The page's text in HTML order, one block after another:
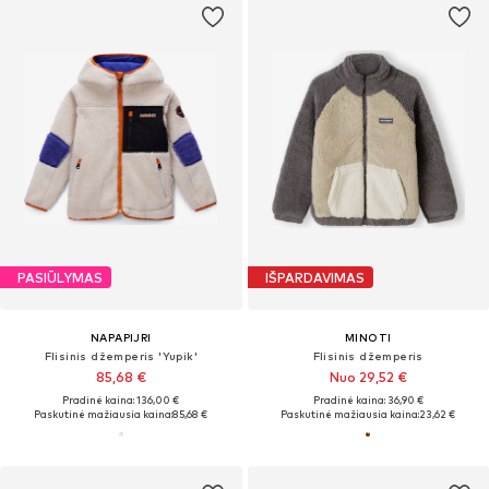
PASIŪLYMAS
NAPAPIJRI
Flisinis džemperis 'Yupik'
85,68 €
Pradinė kaina: 136,00 €
Paskutinė mažiausia kaina:85,68 €
IŠPARDAVIMAS
MINOTI
Flisinis džemperis
Nuo 29,52 €
Pradinė kaina: 36,90 €
Paskutinė mažiausia kaina:23,62 €